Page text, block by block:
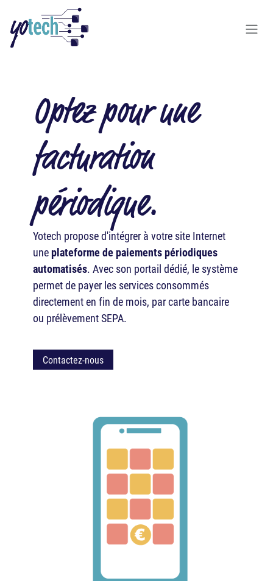
Se rendre au contenu
Optez pour une
facturation
périodique.
Yotech propose d'intégrer à votre site Internet
une plateforme de paiements périodiques
automatisés. Avec son portail dédié, le système
permet de payer les services consommés
directement en fin de mois, par carte bancaire
ou prélèvement SEPA.
Contactez-nous